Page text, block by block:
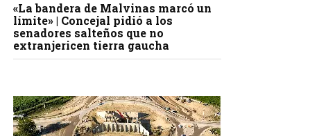
«La bandera de Malvinas marcó un
límite» | Concejal pidió a los
senadores salteños que no
extranjericen tierra gaucha